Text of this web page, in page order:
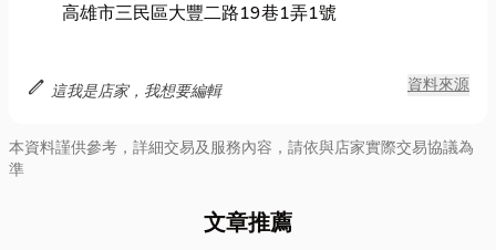
高雄市三民區大豐二路19巷1弄1號
edit 這我是店家，我想要編輯 資料來源
本資料謹供參考，詳細交易及服務內容，請依與店家實際交易協議為
準
文章推薦